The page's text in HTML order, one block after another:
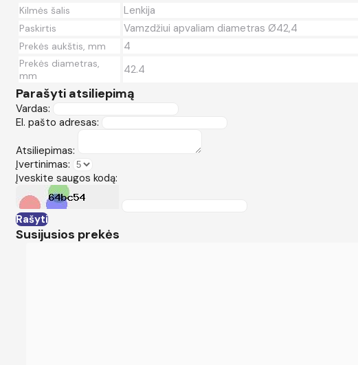
Kilmės šalis
Lenkija
Paskirtis Vamzdžiui apvaliam diametras Ø42,4
Prekės aukštis, mm 4
Prekės diametras,
mm
42.4
Parašyti atsiliepimą
Vardas:
El. pašto adresas:
Atsiliepimas:
Įvertinimas:
Įveskite saugos kodą:
Rašyti
Susijusios prekės